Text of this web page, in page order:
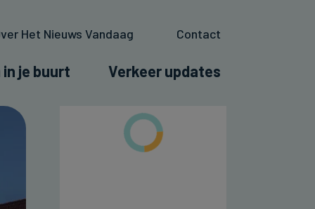
Het Nieuws Vandaag Contact
je buurt Verkeer updates